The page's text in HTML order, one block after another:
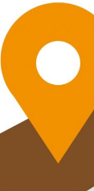
COVID
Era»
De
Springer